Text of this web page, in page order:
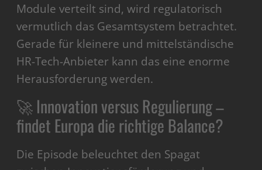
Module verteilt sind, wird regulatorisch
vermutlich das Gesamtsystem betrachtet.
Gerade für kleinere und mittelständische
HR-Tech-Anbieter kann das eine enorme
Herausforderung werden.
🚀 Innovation versus Regulierung –
findet Europa die richtige Balance?
Die Episode beleuchtet den Spagat